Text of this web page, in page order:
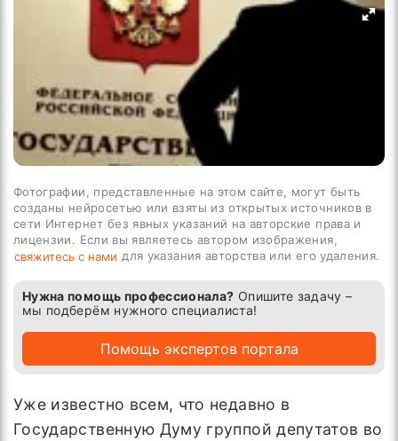
Фотографии, представленные на этом сайте, могут быть
созданы нейросетью или взяты из открытых источников в
сети Интернет без явных указаний на авторские права и
лицензии. Если вы являетесь автором изображения,
свяжитесь с нами для указания авторства или его удаления.
Нужна помощь профессионала? Опишите задачу –
мы подберём нужного специалиста!
Помощь экспертов портала
Уже известно всем, что недавно в
Государственную Думу группой депутатов во